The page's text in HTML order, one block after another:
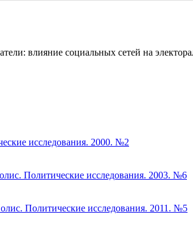
влияние социальных сетей на
исследования. 2000. №2
Политические исследования. 2003. №6
Политические исследования. 2011. №5